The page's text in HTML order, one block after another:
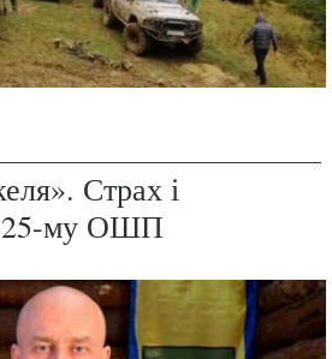
Страх і
му ОШП